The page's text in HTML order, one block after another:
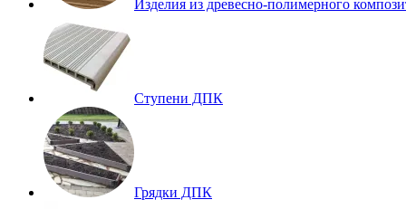
Изделия из древесно-полимерного
Ступени ДПК
Грядки ДПК